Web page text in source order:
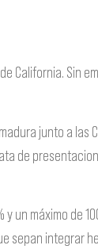
Sin
junto a
de
un máximo de
sepan integrar